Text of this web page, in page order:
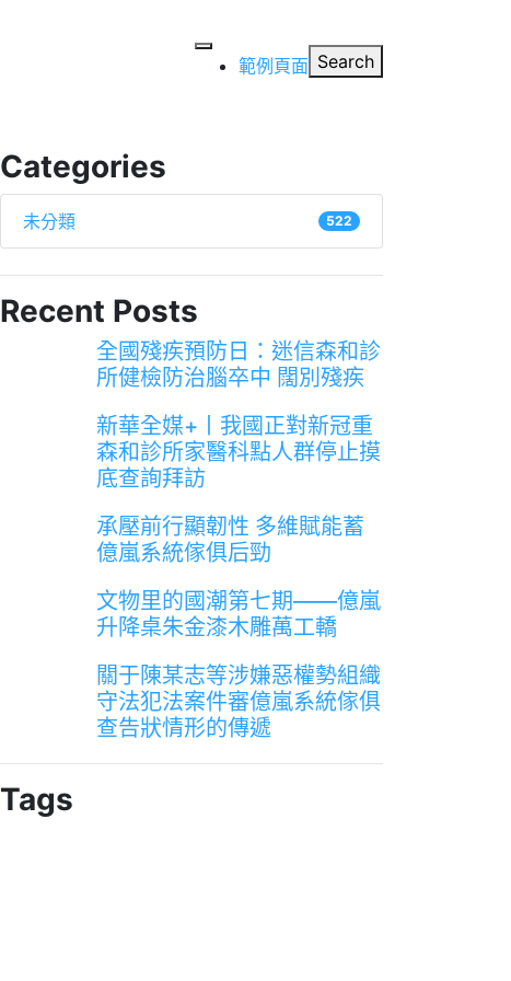
範例頁面 Search
Categories
未分類 522
Recent Posts
全國殘疾預防日：迷信森和診
所健檢防治腦卒中 闊別殘疾
新華全媒+丨我國正對新冠重
森和診所家醫科點人群停止摸
底查詢拜訪
承壓前行顯韌性 多維賦能蓄
億嵐系統傢俱后勁
文物里的國潮第七期——億嵐
升降桌朱金漆木雕萬工轎
關于陳某志等涉嫌惡權勢組織
守法犯法案件審億嵐系統傢俱
查告狀情形的傳遞
Tags